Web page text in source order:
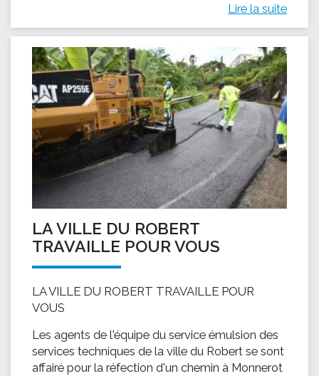
Lire la suite
LA VILLE DU ROBERT
TRAVAILLE POUR VOUS
LA VILLE DU ROBERT TRAVAILLE POUR
VOUS
Les agents de l'équipe du service émulsion des
services techniques de la ville du Robert se sont
affairé pour la réfection d'un chemin à Monnerot